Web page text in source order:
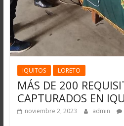
IQUITOS LORETO
MÁS DE 200
CAPTURADOS EN
noviembre 2, 2023 admin